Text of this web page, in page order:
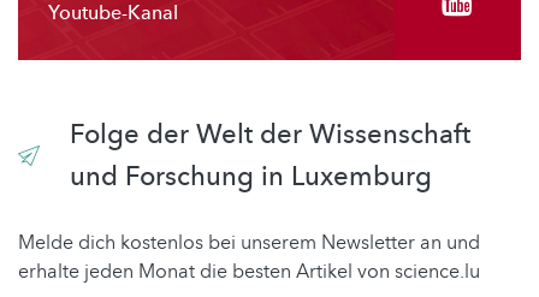
Youtube-Kanal
Folge der Welt der Wissenschaft
und Forschung in Luxemburg
Melde dich kostenlos bei unserem Newsletter an und
erhalte jeden Monat die besten Artikel von science.lu